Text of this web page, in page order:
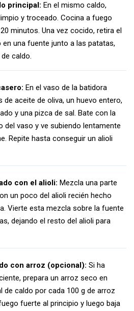
principal: En el mismo caldo,
y troceado. Cocina a fuego
minutos. Una vez cocido, retira el
una fuente junto a las patatas,
caldo.
En el vaso de la batidora
de aceite de oliva, un huevo entero,
y una pizca de sal. Bate con la
del vaso y ve subiendo lentamente
Repite hasta conseguir un alioli
con el alioli: Mezcla una parte
un poco del alioli recién hecho
Vierte esta mezcla sobre la fuente
dejando el resto del alioli para
con arroz (opcional): Si ha
prepara un arroz seco en
de caldo por cada 100 g de arroz
fuerte al principio y luego baja